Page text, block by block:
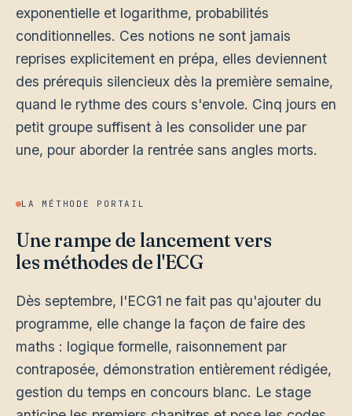
exponentielle et logarithme, probabilités
conditionnelles. Ces notions ne sont jamais
reprises explicitement en prépa, elles deviennent
des prérequis silencieux dès la première semaine,
quand le rythme des cours s'envole. Cinq jours en
petit groupe suffisent à les consolider une par
une, pour aborder la rentrée sans angles morts.
LA MÉTHODE PORTAIL
Une rampe de lancement vers
les méthodes de l'ECG
Dès septembre, l'ECG1 ne fait pas qu'ajouter du
programme, elle change la façon de faire des
maths : logique formelle, raisonnement par
contraposée, démonstration entièrement rédigée,
gestion du temps en concours blanc. Le stage